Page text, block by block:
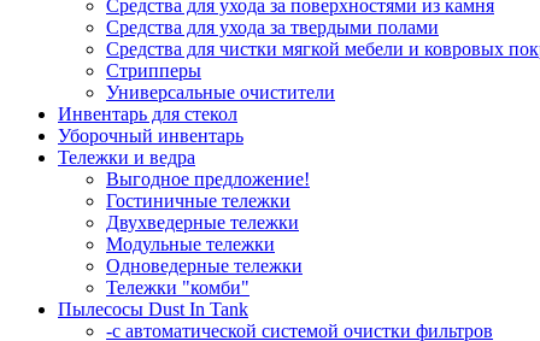
Средства для ухода за поверхностями из камня
Средства для ухода за твердыми полами
Средства для чистки мягкой мебели и ковровых
Стрипперы
Универсальные очистители
Инвентарь для стекол
Уборочный инвентарь
Тележки и ведра
Выгодное предложение!
Гостиничные тележки
Двухведерные тележки
Модульные тележки
Одноведерные тележки
Тележки "комби"
Пылесосы Dust In Tank
-с автоматической системой очистки фильтров